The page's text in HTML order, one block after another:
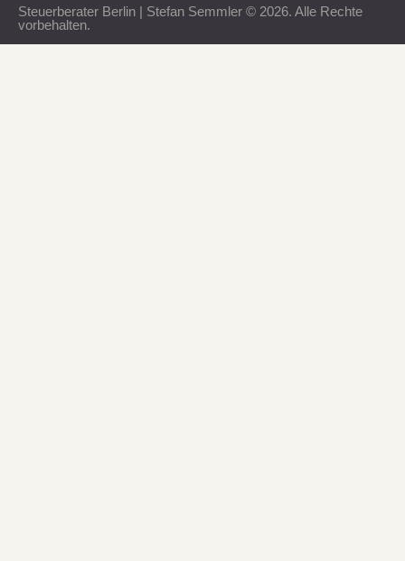
Steuerberater Berlin | Stefan Semmler © 2026. Alle Rechte
vorbehalten.